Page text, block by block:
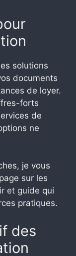
solutions
documents
de loyer.
forts
de
ne
je vous
sur les
et guide qui
pratiques.
des